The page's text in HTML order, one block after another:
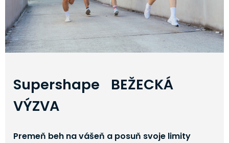
Supershape BEŽECKÁ
VÝZVA
Premeň beh na vášeň a posuň svoje limity